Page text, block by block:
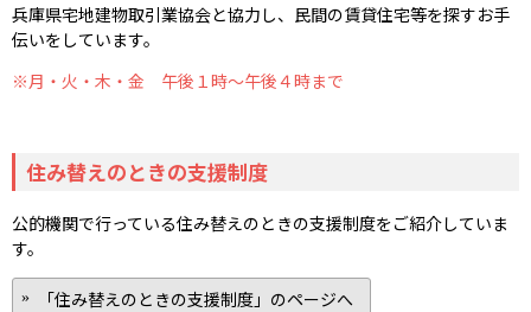
兵庫県宅地建物取引業協会と協力し、民間の賃貸住宅等を探すお手
伝いをしています。
月・火・木・金 午後１時～午後４時まで
住み替えのときの支援制度
公的機関で行っている住み替えのときの支援制度をご紹介していま
す。
「住み替えのときの支援制度」のページへ